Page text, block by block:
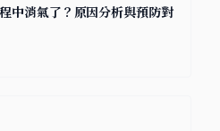
中消氣了？原因分析與預防對